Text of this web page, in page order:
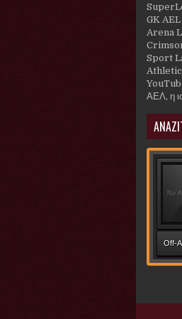
GK AEL
Arena
Sport
ΑΕΛ, η